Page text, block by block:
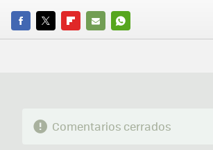
FACEBOOK
TWITTERFLIPBOARD
E-
WHATSAPP
Comentarios cerrados